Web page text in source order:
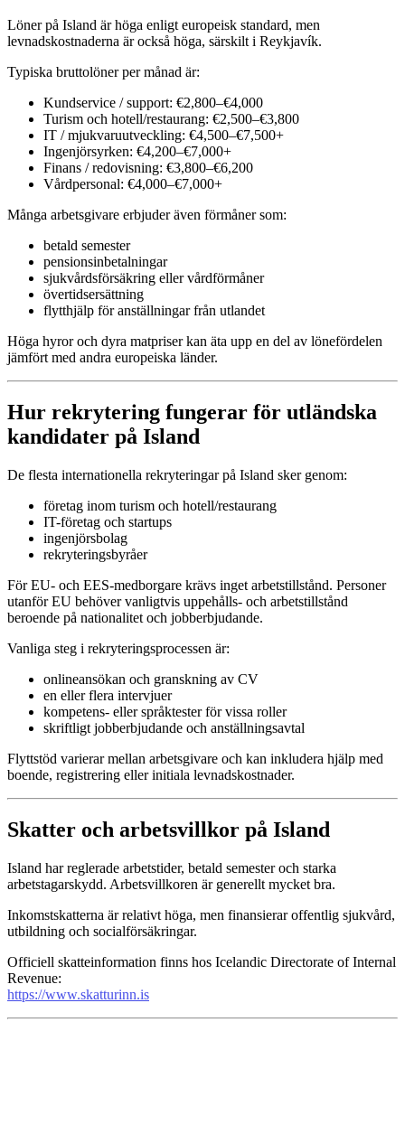
Löner på Island är höga enligt europeisk standard, men
levnadskostnaderna är också höga, särskilt i Reykjavík.
Typiska bruttolöner per månad är:
Kundservice / support: €2,800–€4,000
Turism och hotell/restaurang: €2,500–€3,800
IT / mjukvaruutveckling: €4,500–€7,500+
Ingenjörsyrken: €4,200–€7,000+
Finans / redovisning: €3,800–€6,200
Vårdpersonal: €4,000–€7,000+
Många arbetsgivare erbjuder även förmåner som:
betald semester
pensionsinbetalningar
sjukvårdsförsäkring eller vårdförmåner
övertidsersättning
flytthjälp för anställningar från utlandet
Höga hyror och dyra matpriser kan äta upp en del av lönefördelen
jämfört med andra europeiska länder.
Hur rekrytering fungerar för utländska
kandidater på Island
De flesta internationella rekryteringar på Island sker genom:
företag inom turism och hotell/restaurang
IT-företag och startups
ingenjörsbolag
rekryteringsbyråer
För EU- och EES-medborgare krävs inget arbetstillstånd. Personer
utanför EU behöver vanligtvis uppehålls- och arbetstillstånd
beroende på nationalitet och jobberbjudande.
Vanliga steg i rekryteringsprocessen är:
onlineansökan och granskning av CV
en eller flera intervjuer
kompetens- eller språktester för vissa roller
skriftligt jobberbjudande och anställningsavtal
Flyttstöd varierar mellan arbetsgivare och kan inkludera hjälp med
boende, registrering eller initiala levnadskostnader.
Skatter och arbetsvillkor på Island
Island har reglerade arbetstider, betald semester och starka
arbetstagarskydd. Arbetsvillkoren är generellt mycket bra.
Inkomstskatterna är relativt höga, men finansierar offentlig sjukvård,
utbildning och socialförsäkringar.
Officiell skatteinformation finns hos Icelandic Directorate of Internal
Revenue:
https://www.skatturinn.is